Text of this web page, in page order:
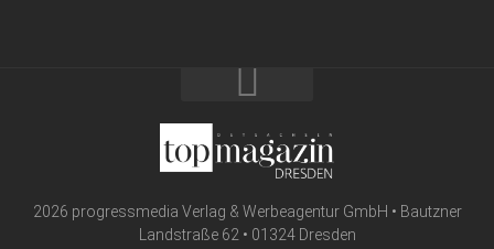
2026 progressmedia Verlag & Werbeagentur GmbH • Bautzner
Landstraße 62 • 01324 Dresden